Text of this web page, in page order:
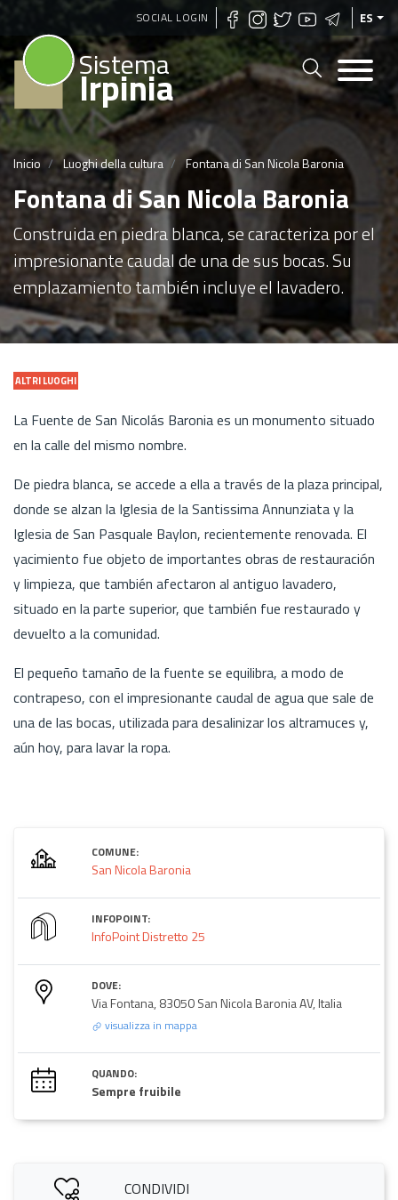
Pasar
al
contenido
principal
SOCIAL LOGIN ES
Sistema
Irpinia
Inicio Luoghi della cultura Fontana di San Nicola Baronia
Fontana di San Nicola Baronia
Construida en piedra blanca, se caracteriza por el
impresionante caudal de una de sus bocas. Su
emplazamiento también incluye el lavadero.
ALTRI LUOGHI
La Fuente de San Nicolás Baronia es un monumento situado
en la calle del mismo nombre.
De piedra blanca, se accede a ella a través de la plaza principal,
donde se alzan la Iglesia de la Santissima Annunziata y la
Iglesia de San Pasquale Baylon, recientemente renovada. El
yacimiento fue objeto de importantes obras de restauración
y limpieza, que también afectaron al antiguo lavadero,
situado en la parte superior, que también fue restaurado y
devuelto a la comunidad.
El pequeño tamaño de la fuente se equilibra, a modo de
contrapeso, con el impresionante caudal de agua que sale de
una de las bocas, utilizada para desalinizar los altramuces y,
aún hoy, para lavar la ropa.
COMUNE:
San Nicola Baronia
INFOPOINT:
InfoPoint Distretto 25
DOVE:
Via Fontana, 83050 San Nicola Baronia AV, Italia
visualizza in mappa
QUANDO:
Sempre fruibile
CONDIVIDI